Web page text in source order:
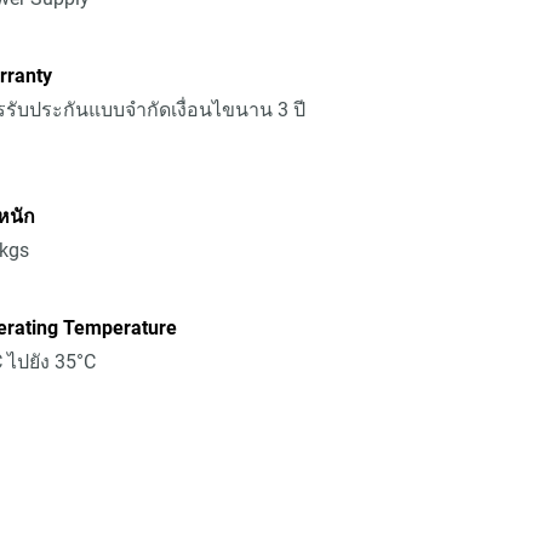
รับประกันแบบจำกัดเงื่อนไขนาน 3 ปี
นัก
Temperature
ไปยัง 35°C